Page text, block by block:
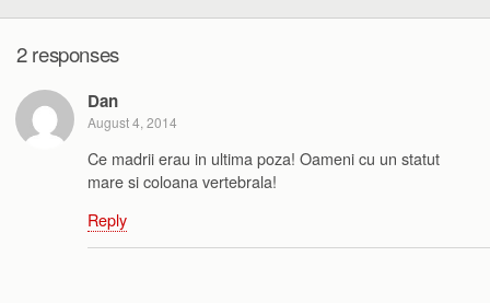
2 responses
Dan
August 4, 2014
Ce madrii erau in ultima poza! Oameni cu un statut
mare si coloana vertebrala!
Reply